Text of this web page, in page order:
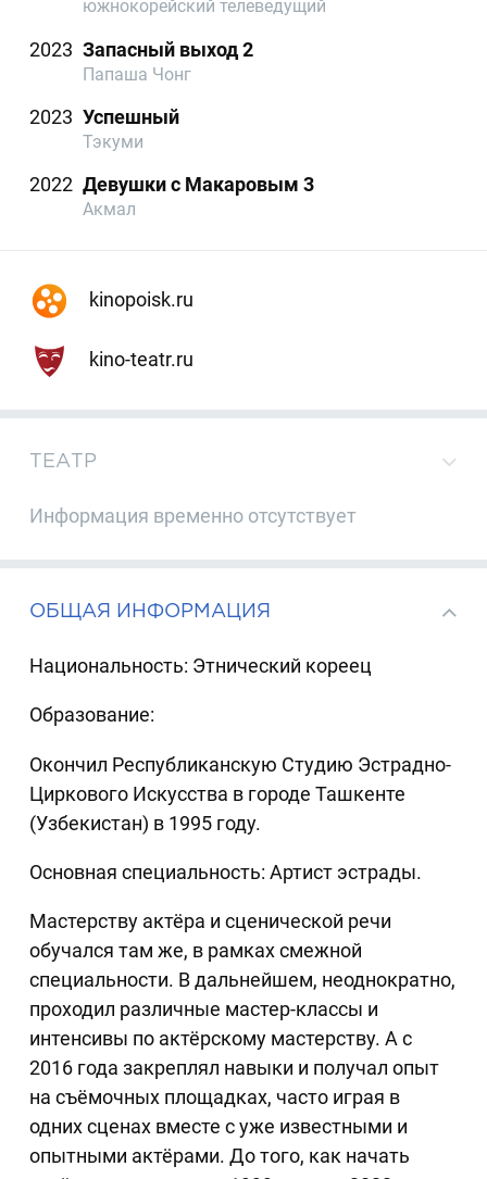
южнокорейский телеведущий
2023 Запасный выход 2
Папаша Чонг
2023 Успешный
Тэкуми
2022 Девушки с Макаровым 3
Акмал
kinopoisk.ru
kino-teatr.ru
ТЕАТР
Информация временно отсутствует
ОБЩАЯ ИНФОРМАЦИЯ
Национальность: Этнический кореец
Образование:
Окончил Республиканскую Студию Эстрадно-
Циркового Искусства в городе Ташкенте
(Узбекистан) в 1995 году.
Основная специальность: Артист эстрады.
Мастерству актёра и сценической речи
обучался там же, в рамках смежной
специальности. В дальнейшем, неоднократно,
проходил различные мастер-классы и
интенсивы по актёрскому мастерству. А с
2016 года закреплял навыки и получал опыт
на съёмочных площадках, часто играя в
одних сценах вместе с уже известными и
опытными актёрами. До того, как начать